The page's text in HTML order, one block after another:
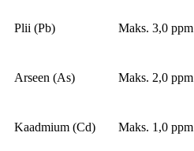
Plii (Pb) Maks. 3,0 ppm
Arseen (As) Maks. 2,0 ppm
Kaadmium (Cd) Maks. 1,0 ppm